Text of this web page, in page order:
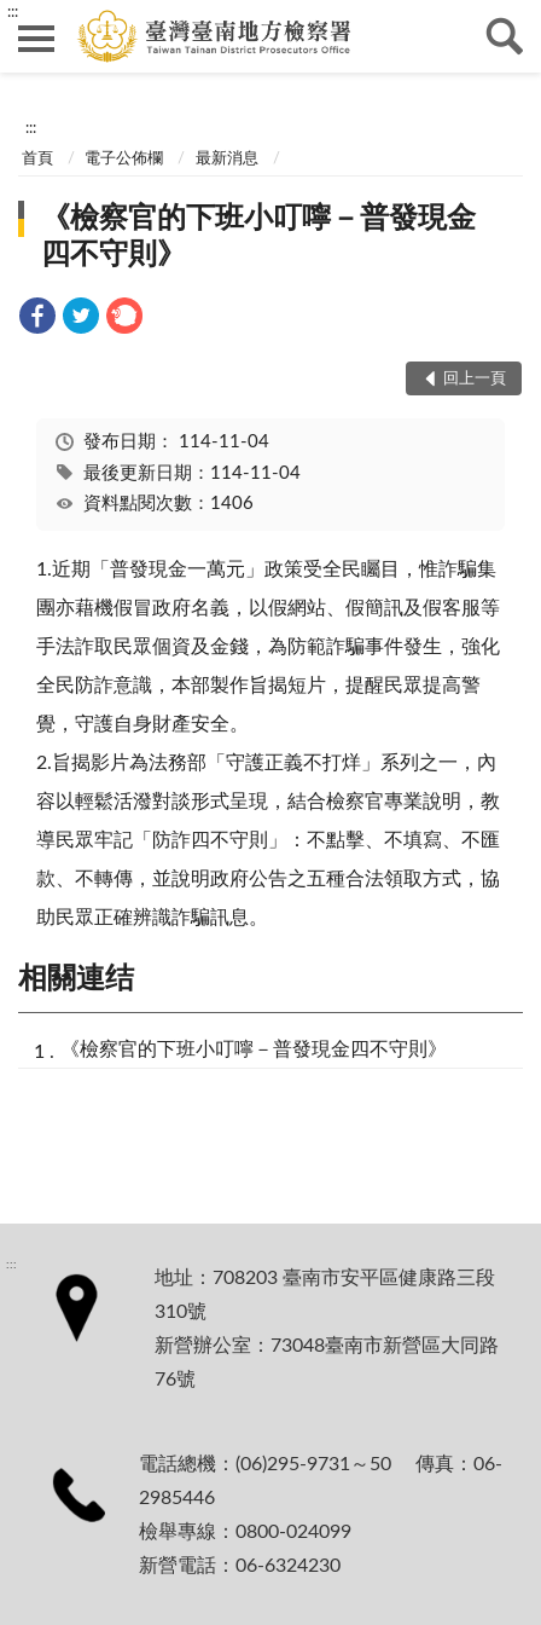
:::
:::
首頁 電子公佈欄 最新消息
《檢察官的下班小叮嚀－普發現金
四不守則》
回上一頁
發布日期： 114-11-04
最後更新日期：114-11-04
資料點閱次數：1406
1.近期 「 普發現金一萬元 」 政策受全民矚目 ，惟詐騙集
團亦藉機假冒政府名義 ， 以假網站 假簡訊及假客 服等
手法詐取 民眾個 資及金錢 ， 為 防範詐騙事件發生 ， 強化
全民 防詐意識 ， 本部製作旨揭短 片 ， 提醒民眾提高警
覺 ， 守護自身財產安全。
2.旨揭影片為法務部 「 守護正義不打烊 」 系列 之一 ， 內
容 以輕鬆活潑對談形式呈現 ， 結合檢察官專業說明 ， 教
導民眾牢記 「 防詐四不守則 」 ： 不點擊 不填寫 不匯
款
不轉傳 ， 並說明政府公告之 五 種合法領取方式 ， 協
助民眾 正確辨識詐騙訊息 。
相關連结
《檢察官的下班小叮嚀－普發現金四不守則》
:::
地址：708203 臺南市安平區健康路三段
310號
新營辦公室：73048臺南市新營區大同路
76號
電話總機：(06)295-9731～50 傳真：06-
2985446
檢舉專線：0800-024099
新營電話：06-6324230